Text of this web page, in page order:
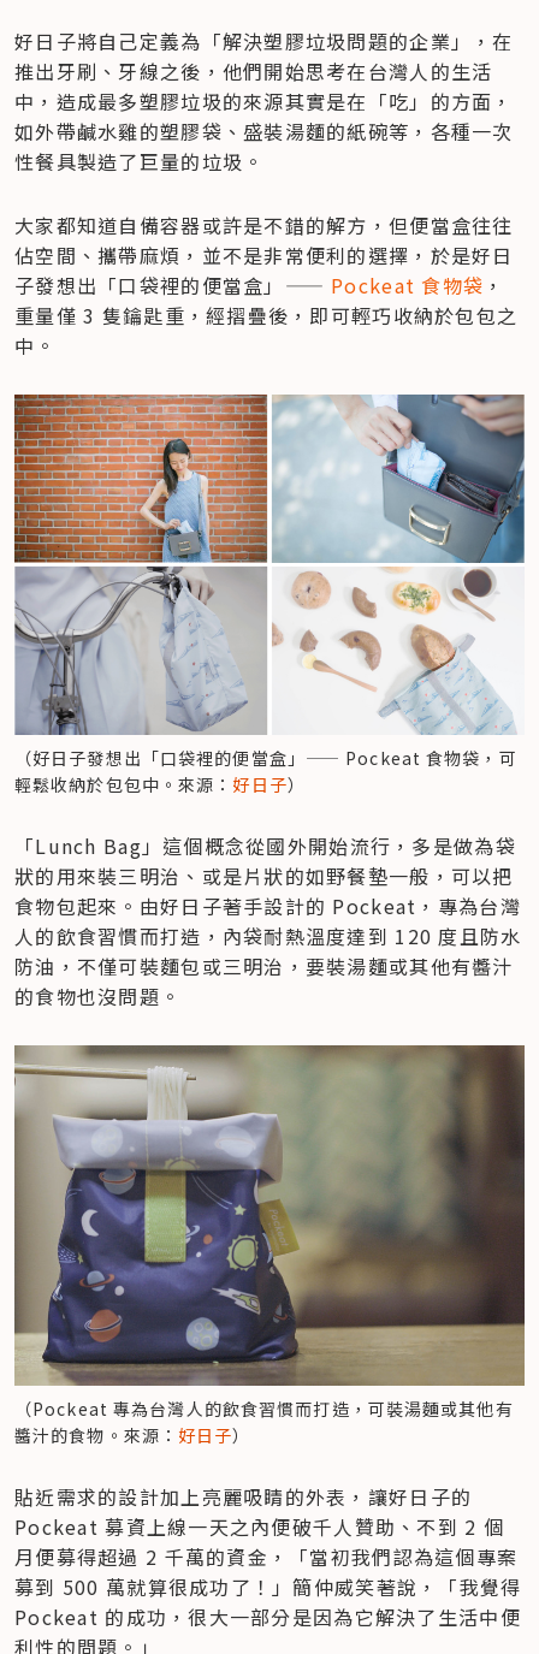
好日子將自己定義為「解決塑膠垃圾問題的企業」，在
推出牙刷、牙線之後，他們開始思考在台灣人的生活
中，造成最多塑膠垃圾的來源其實是在「吃」的方面，
如外帶鹹水雞的塑膠袋、盛裝湯麵的紙碗等，各種一次
性餐具製造了巨量的垃圾。
大家都知道自備容器或許是不錯的解方，但便當盒往往
佔空間、攜帶麻煩，並不是非常便利的選擇，於是好日
子發想出「口袋裡的便當盒」—— Pockeat 食物袋 ，
重量僅 3 隻鑰匙重，經摺疊後，即可輕巧收納於包包之
中。
（好日子發想出「口袋裡的便當盒」—— Pockeat 食物袋，可
輕鬆收納於包包中。來源： 好日子）
「Lunch Bag」這個概念從國外開始流行，多是做為袋
狀的用來裝三明治、或是片狀的如野餐墊一般，可以把
食物包起來。由好日子著手設計的 Pockeat，專為台灣
人的飲食習慣而打造，內袋耐熱溫度達到 120 度且防水
防油，不僅可裝麵包或三明治，要裝湯麵或其他有醬汁
的食物也沒問題。
（Pockeat 專為台灣人的飲食習慣而打造，可裝湯麵或其他有
醬汁的食物。來源： 好日子）
貼近需求的設計加上亮麗吸睛的外表，讓好日子的
Pockeat 募資上線一天之內便破千人贊助、不到 2 個
月便募得超過 2 千萬的資金，「當初我們認為這個專案
募到 500 萬就算很成功了！」簡仲威笑著說，「我覺得
Pockeat 的成功，很大一部分是因為它解決了生活中便
利性的問題。」